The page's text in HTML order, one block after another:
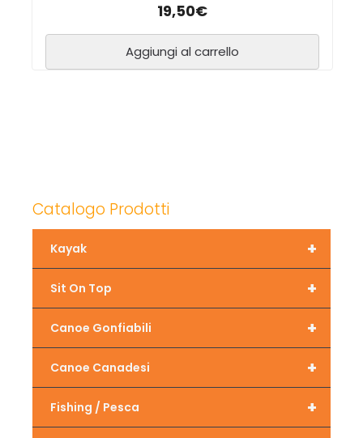
19,50€
Aggiungi al carrello
Catalogo Prodotti
+
Kayak
+
Sit On Top
+
Canoe Gonfiabili
+
Canoe Canadesi
+
Fishing / Pesca